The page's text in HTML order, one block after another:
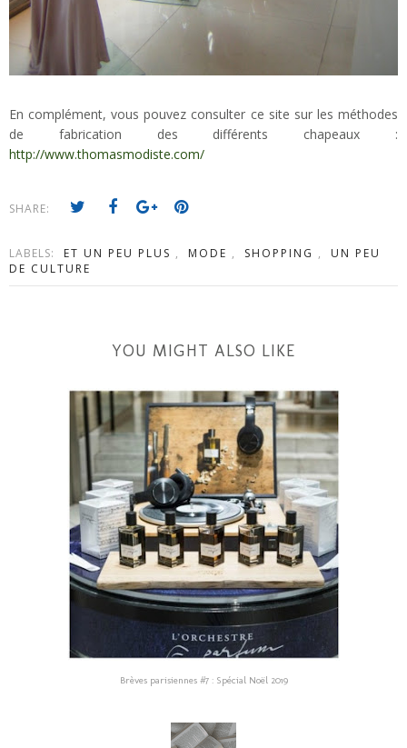
En complément, vous pouvez consulter ce site sur les méthodes
de fabrication des différents chapeaux :
http://www.thomasmodiste.com/
SHARE:
LABELS: ET UN PEU PLUS , MODE , SHOPPING ,
UN PEU
DE CULTURE
YOU MIGHT ALSO LIKE
Brèves parisiennes #7 : Spécial Noël 2019